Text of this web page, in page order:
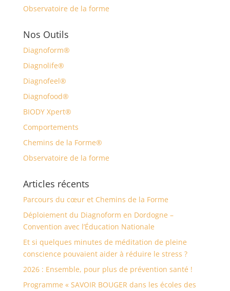
Observatoire de la forme
Nos Outils
Diagnoform®
Diagnolife®
Diagnofeel®
Diagnofood®
BIODY Xpert®
Comportements
Chemins de la Forme®
Observatoire de la forme
Articles récents
Parcours du cœur et Chemins de la Forme
Déploiement du Diagnoform en Dordogne –
Convention avec l’Éducation Nationale
Et si quelques minutes de méditation de pleine
conscience pouvaient aider à réduire le stress ?
2026 : Ensemble, pour plus de prévention santé !
Programme « SAVOIR BOUGER dans les écoles des